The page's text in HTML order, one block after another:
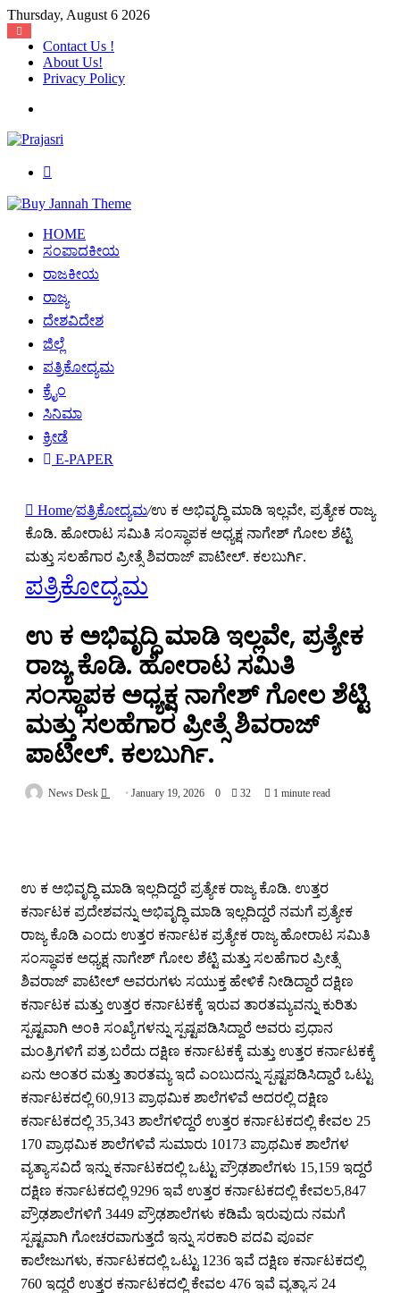
Thursday, August 6 2026
Contact Us !
About Us!
Privacy Policy
HOME
ಸಂಪಾದಕೀಯ
ರಾಜಕೀಯ
ರಾಜ್ಯ
ದೇಶವಿದೇಶ
ಜಿಲ್ಲೆ
ಪತ್ರಿಕೋದ್ಯಮ
ಕ್ರೈಂ
ಸಿನಿಮಾ
ಕ್ರೀಡೆ
E-PAPER
Home/ಪತ್ರಿಕೋದ್ಯಮ/ಉ ಕ ಅಭಿವೃದ್ಧಿ ಮಾಡಿ ಇಲ್ಲವೇ, ಪ್ರತ್ಯೇಕ ರಾಜ್ಯ
ಕೊಡಿ. ಹೋರಾಟ ಸಮಿತಿ ಸಂಸ್ಥಾಪಕ ಅಧ್ಯಕ್ಷ ನಾಗೇಶ್ ಗೋಲ ಶೆಟ್ಟಿ
ಮತ್ತು ಸಲಹೆಗಾರ ಪ್ರೀತ್ಸೆ ಶಿವರಾಜ್ ಪಾಟೀಲ್. ಕಲಬುರ್ಗಿ.
ಪತ್ರಿಕೋದ್ಯಮ
ಉ ಕ ಅಭಿವೃದ್ಧಿ ಮಾಡಿ ಇಲ್ಲವೇ, ಪ್ರತ್ಯೇಕ
ರಾಜ್ಯ ಕೊಡಿ. ಹೋರಾಟ ಸಮಿತಿ
ಸಂಸ್ಥಾಪಕ ಅಧ್ಯಕ್ಷ ನಾಗೇಶ್ ಗೋಲ ಶೆಟ್ಟಿ
ಮತ್ತು ಸಲಹೆಗಾರ ಪ್ರೀತ್ಸೆ ಶಿವರಾಜ್
ಪಾಟೀಲ್. ಕಲಬುರ್ಗಿ.
News Desk
Send January 19, 2026 0 32 1 minute read
ಉ ಕ ಅಭಿವೃದ್ಧಿ ಮಾಡಿ ಇಲ್ಲದಿದ್ದರೆ ಪ್ರತ್ಯೇಕ ರಾಜ್ಯ ಕೊಡಿ. ಉತ್ತರ
ಕರ್ನಾಟಕ ಪ್ರದೇಶವನ್ನು ಅಭಿವೃದ್ಧಿ ಮಾಡಿ ಇಲ್ಲದಿದ್ದರೆ ನಮಗೆ ಪ್ರತ್ಯೇಕ
ರಾಜ್ಯ ಕೊಡಿ ಎಂದು ಉತ್ತರ ಕರ್ನಾಟಕ ಪ್ರತ್ಯೇಕ ರಾಜ್ಯ ಹೋರಾಟ ಸಮಿತಿ
ಸಂಸ್ಥಾಪಕ ಅಧ್ಯಕ್ಷ ನಾಗೇಶ್ ಗೋಲ ಶೆಟ್ಟಿ ಮತ್ತು ಸಲಹೆಗಾರ ಪ್ರೀತ್ಸೆ
ಶಿವರಾಜ್ ಪಾಟೀಲ್ ಅವರುಗಳು ಸಯುಕ್ತ ಹೇಳಿಕೆ ನೀಡಿದ್ದಾರೆ ದಕ್ಷಿಣ
ಕರ್ನಾಟಕ ಮತ್ತು ಉತ್ತರ ಕರ್ನಾಟಕಕ್ಕೆ ಇರುವ ತಾರತಮ್ಯವನ್ನು ಕುರಿತು
ಸ್ಪಷ್ಟವಾಗಿ ಅಂಕಿ ಸಂಖ್ಯೆಗಳನ್ನು ಸ್ಪಷ್ಟಪಡಿಸಿದ್ದಾರೆ ಅವರು ಪ್ರಧಾನ
ಮಂತ್ರಿಗಳಿಗೆ ಪತ್ರ ಬರೆದು ದಕ್ಷಿಣ ಕರ್ನಾಟಕಕ್ಕೆ ಮತ್ತು ಉತ್ತರ ಕರ್ನಾಟಕಕ್ಕೆ
ಏನು ಅಂತರ ಮತ್ತು ತಾರತಮ್ಯ ಇದೆ ಎಂಬುದನ್ನು ಸ್ಪಷ್ಟಪಡಿಸಿದ್ದಾರೆ ಒಟ್ಟು
ಕರ್ನಾಟಕದಲ್ಲಿ 60,913 ಪ್ರಾಥಮಿಕ ಶಾಲೆಗಳಿವೆ ಅದರಲ್ಲಿ ದಕ್ಷಿಣ
ಕರ್ನಾಟಕದಲ್ಲಿ 35,343 ಶಾಲೆಗಳಿದ್ದರೆ ಉತ್ತರ ಕರ್ನಾಟಕದಲ್ಲಿ ಕೇವಲ 25
170 ಪ್ರಾಥಮಿಕ ಶಾಲೆಗಳಿವೆ ಸುಮಾರು 10173 ಪ್ರಾಥಮಿಕ ಶಾಲೆಗಳ
ವ್ಯತ್ಯಾಸವಿದೆ ಇನ್ನು ಕರ್ನಾಟಕದಲ್ಲಿ ಒಟ್ಟು ಪ್ರೌಢಶಾಲೆಗಳು 15,159 ಇದ್ದರೆ
ದಕ್ಷಿಣ ಕರ್ನಾಟಕದಲ್ಲಿ 9296 ಇವೆ ಉತ್ತರ ಕರ್ನಾಟಕದಲ್ಲಿ ಕೇವಲ5,847
ಪ್ರೌಢಶಾಲೆಗಳಿಗೆ 3449 ಪ್ರೌಢಶಾಲೆಗಳು ಕಡಿಮೆ ಇರುವುದು ನಮಗೆ
ಸ್ಪಷ್ಟವಾಗಿ ಗೋಚರವಾಗುತ್ತದೆ ಇನ್ನು ಸರಕಾರಿ ಪದವಿ ಪೂರ್ವ
ಕಾಲೇಜುಗಳು, ಕರ್ನಾಟಕದಲ್ಲಿ ಒಟ್ಟು 1236 ಇವೆ ದಕ್ಷಿಣ ಕರ್ನಾಟಕದಲ್ಲಿ
760 ಇದ್ದರೆ ಉತ್ತರ ಕರ್ನಾಟಕದಲ್ಲಿ ಕೇವಲ 476 ಇವೆ ವ್ಯತ್ಯಾಸ 24